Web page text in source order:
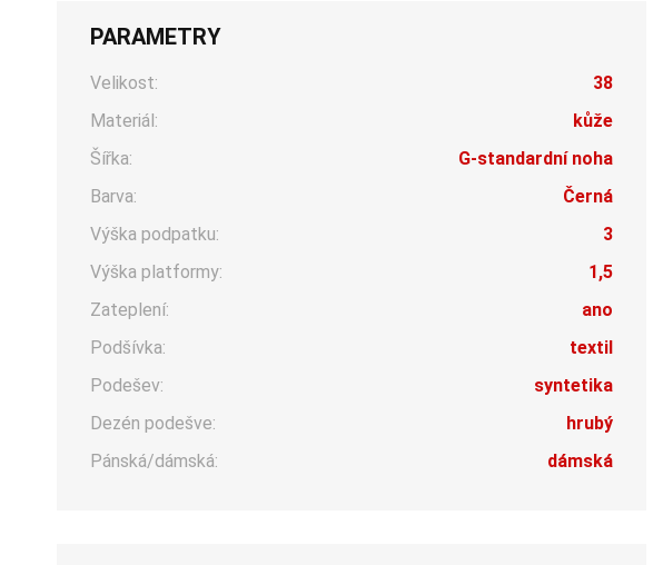
PARAMETRY
Velikost:
38
Materiál:
kůže
Šířka:
G-standardní noha
Barva:
Černá
Výška podpatku:
3
Výška platformy:
1,5
Zateplení:
ano
Podšívka:
textil
Podešev:
syntetika
Dezén podešve:
hrubý
Pánská/dámská:
dámská